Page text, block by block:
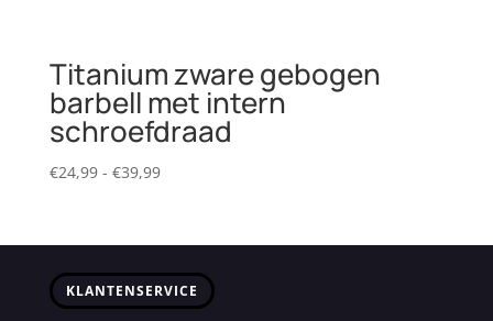
Titanium zware gebogen
barbell met intern
schroefdraad
€24,99 - €39,99Prijsklasse:
€39,99
KLANTENSERVICE